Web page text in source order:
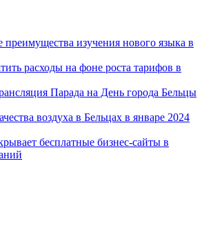
изучения нового языка в
расходы на фоне роста тарифов в
Парада на День города Бельцы
воздуха в Бельцах в январе 2024
бесплатные бизнес-сайты в